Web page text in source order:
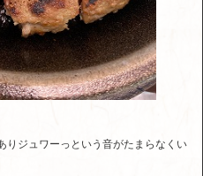
りジュワーっという音がたまらなくい